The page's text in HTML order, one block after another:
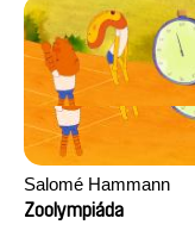
Salomé Hammann
Zoolympiáda